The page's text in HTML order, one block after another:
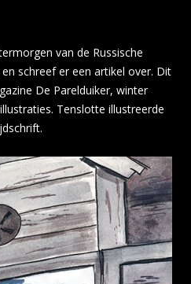
van de Russische
schreef er een artikel over. Dit
De Parelduiker, winter
Tenslotte illustreerde